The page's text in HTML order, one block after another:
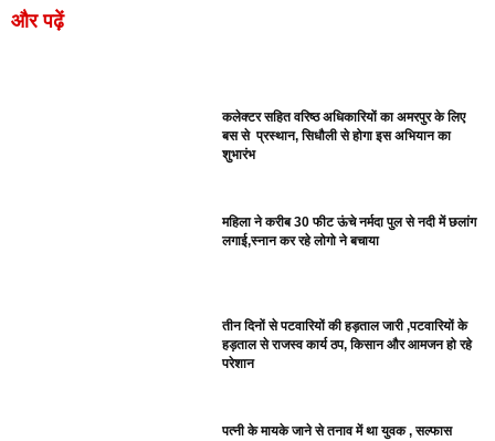
और पढ़ें
कलेक्टर सहित वरिष्ठ अधिकारियों का अमरपुर के लिए
बस से प्रस्थान, सिधौली से होगा इस अभियान का
शुभारंभ
महिला ने करीब 30 फीट ऊंचे नर्मदा पुल से नदी में छलांग
लगाई,स्नान कर रहे लोगो ने बचाया
तीन दिनों से पटवारियों की हड़ताल जारी ,पटवारियों के
हड़ताल से राजस्व कार्य ठप, किसान और आमजन हो रहे
परेशान
पत्नी के मायके जाने से तनाव में था युवक , सल्फास